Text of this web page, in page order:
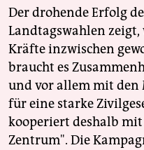
Der drohende Erfolg
Landtagswahlen
Kräfte inzwischen
braucht es
und vor allem mit den
für eine starke
kooperiert deshalb
Zentrum". Die